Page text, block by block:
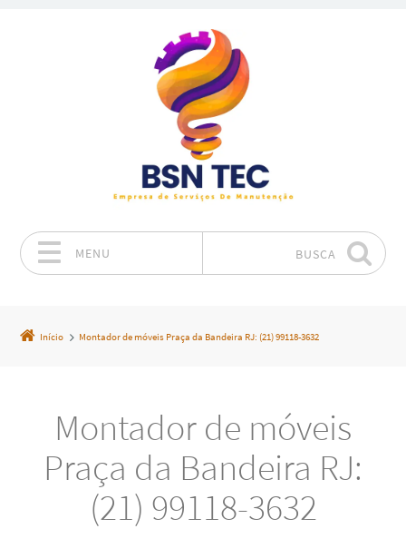
MENU BUSCA
Início Montador de móveis Praça da Bandeira RJ: (21) 99118-3632
Montador de móveis
Praça da Bandeira RJ:
(21) 99118-3632